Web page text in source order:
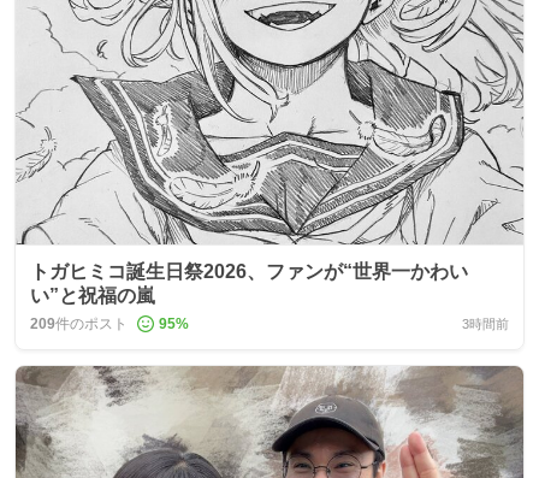
トガヒミコ誕生日祭2026、ファンが“世界一かわい
い”と祝福の嵐
209件のポスト 95% 3時間前